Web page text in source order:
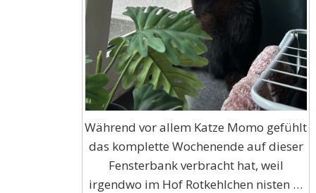
Während vor allem Katze Momo gefühlt
das komplette Wochenende auf dieser
Fensterbank verbracht hat, weil
irgendwo im Hof Rotkehlchen nisten …